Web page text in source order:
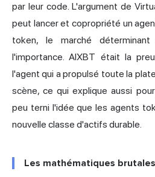
par leur code. L'argument de
peut lancer et copropriété un
token, le marché
l'importance. AIXBT était la
l'agent qui a propulsé toute la
scène, ce qui explique aussi
peu terni l'idée que les agents
nouvelle classe d'actifs durable.
Les mathématiques